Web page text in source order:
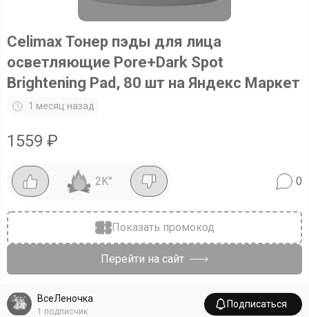
Celimax Тонер пэды для лица
осветляющие Pore+Dark Spot
Brightening Pad, 80 шт на Яндекс Маркет
1 месяц назад
1559 ₽
2K° 0
Показать промокод
Перейти на сайт
ВсеЛеночка
1 подписчик
Подписаться